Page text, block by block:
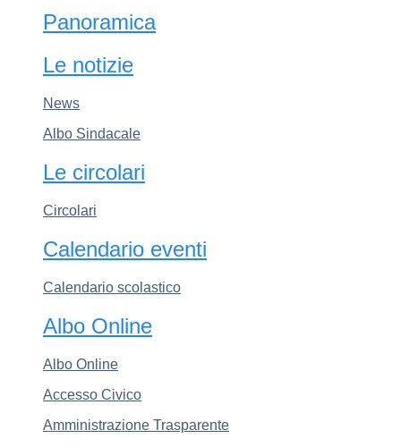
Panoramica
Le notizie
News
Albo Sindacale
Le circolari
Circolari
Calendario eventi
Calendario scolastico
Albo Online
Albo Online
Accesso Civico
Amministrazione Trasparente